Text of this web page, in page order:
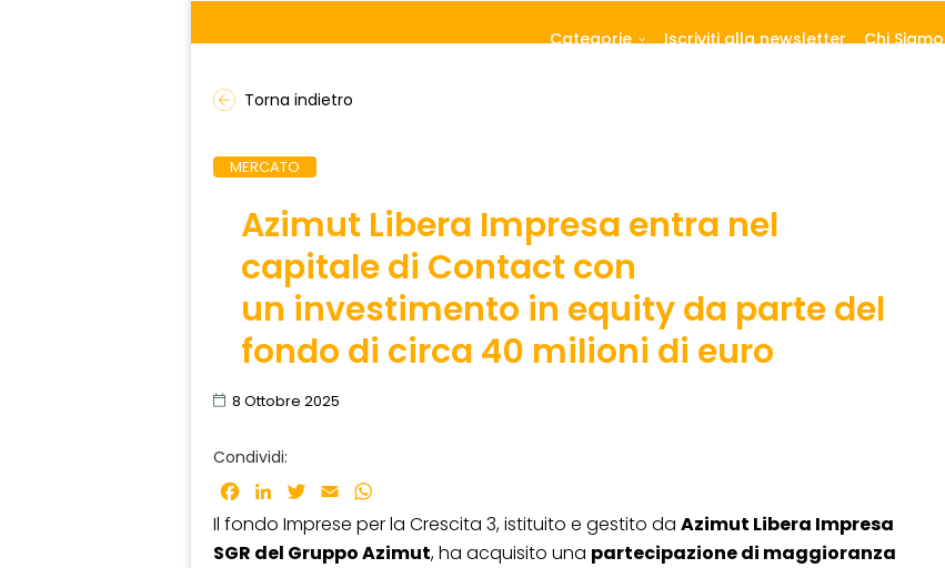
Categorie Iscriviti alla newsletter Chi Siamo
Torna indietro
MERCATO
Azimut Libera Impresa entra nel
capitale di Contact con
un investimento in equity da parte del
fondo di circa 40 milioni di euro
8 Ottobre 2025
Condividi:
Facebook
LinkedInTwitter
Email
Il fondo Imprese per la Crescita 3, istituito e gestito da Azimut Libera Impresa
SGR del Gruppo Azimut, ha acquisito una partecipazione di maggioranza